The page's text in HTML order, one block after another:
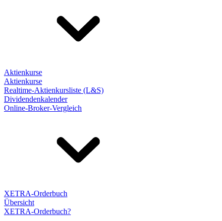
Aktienkurse
Aktienkurse
Realtime-Aktienkursliste (L&S)
Dividendenkalender
Online-Broker-Vergleich
XETRA-Orderbuch
Übersicht
XETRA-Orderbuch?